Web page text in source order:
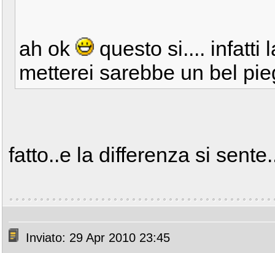
ah ok
questo si.... infatti
metterei sarebbe un bel
fatto..e la differenza si
Inviato: 29 Apr 2010 23:45